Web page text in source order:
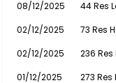
08/12/2025
02/12/2025
02/12/2025
236
01/12/2025